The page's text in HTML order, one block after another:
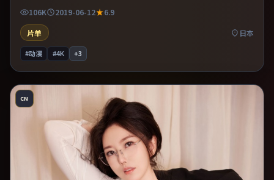
推理的观众。适合喜欢现实主义题材的观众，情绪后劲较足。
106K 2019-06-12
6.9
片单
日本
#动漫 #4K +3
CN